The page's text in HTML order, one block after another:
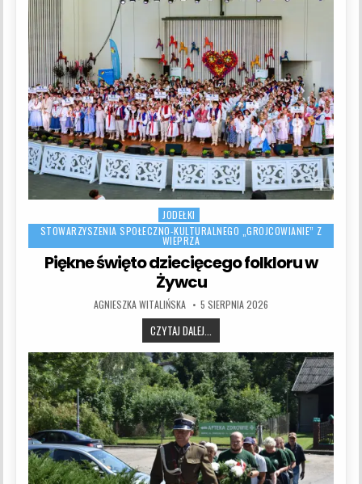
JODEŁKI
STOWARZYSZENIA SPOŁECZNO-KULTURALNEGO „GROJCOWIANIE” Z
WIEPRZA
Piękne święto dziecięcego folkloru w
Żywcu
AUTHOR:
AGNIESZKA WITALIŃSKA PUBLISHED DATE:
5 SIERPNIA 2026
CZYTAJ DALEJ...